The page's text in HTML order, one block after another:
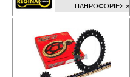
ΠΛΗΡΟΦΟΡΙΕΣ »